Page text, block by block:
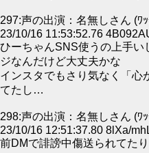
297:声の出演：名無しさん (ﾜ
23/10/16 11:53:52.76
ひーちゃんSNS使うの上手い
ジなんだけど大丈夫かな
インスタでもさり気なく「心
てたし…
298:声の出演：名無しさん (ﾜ
23/10/16 12:51:37.80 8lXa/
前DMで誹謗中傷送られてた